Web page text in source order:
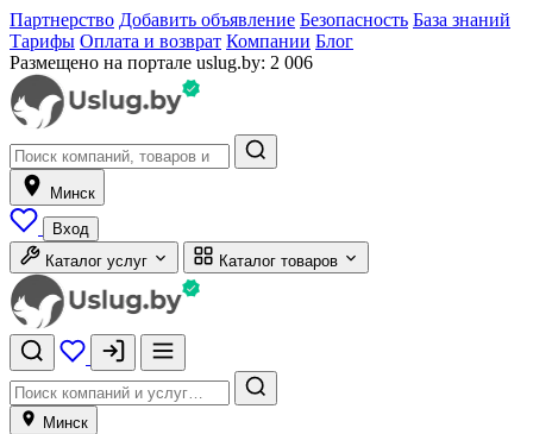
Партнерство Добавить объявление Безопасность База знаний
Тарифы Оплата и возврат Компании Блог
Размещено на портале uslug.by: 2 006
Минск
Вход
Каталог услуг
Каталог товаров
Минск